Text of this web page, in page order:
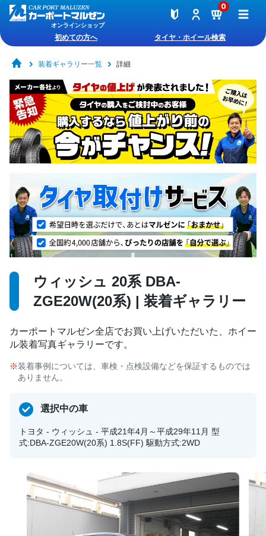
オンラインショップ
0
初めての方へ タイヤ・ホイール検索
装着ギャラリー一覧 詳細
ウィッシュ 20系 DBA-
ZGE20W(20系) | 装着ギャラリー
カーポートマルゼン全店でお買い上げいただいた、ホイー
ル装着写真ギャラリーです。
装着事例については、車検・点検設備などを保証するものでは
ありません。
選択中の車
トヨタ - ウィッシュ - 平成21年4月～平成29年11月 型
式:DBA-ZGE20W(20系) 1.8S(FF) 駆動方式:2WD